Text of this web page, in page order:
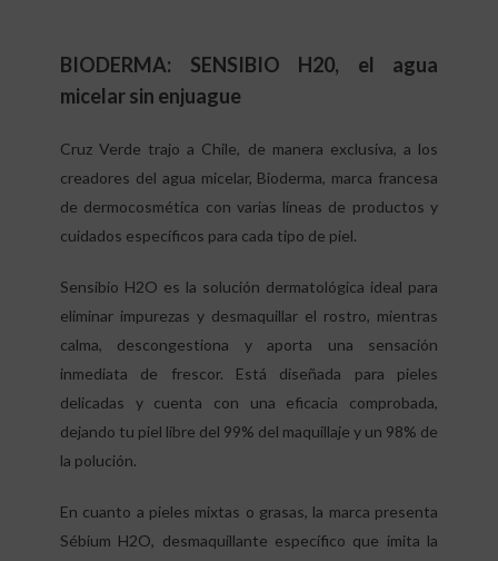
BIODERMA: SENSIBIO H20, el agua
micelar sin enjuague
Cruz Verde trajo a Chile, de manera exclusiva, a los
creadores del agua micelar, Bioderma, marca francesa
de dermocosmética con varias líneas de productos y
cuidados específicos para cada tipo de piel.
Sensibio H2O es la solución dermatológica ideal para
eliminar impurezas y desmaquillar el rostro, mientras
calma, descongestiona y aporta una sensación
inmediata de frescor. Está diseñada para pieles
delicadas y cuenta con una eficacia comprobada,
dejando tu piel libre del 99% del maquillaje y un 98% de
la polución.
En cuanto a pieles mixtas o grasas, la marca presenta
Sébium H2O, desmaquillante específico que imita la